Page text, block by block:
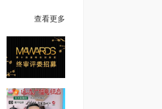
查看更多